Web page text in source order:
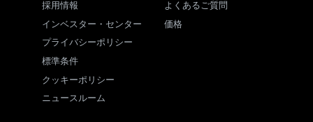
採用情報
インベスター・センター
プライバシーポリシー
標準条件
クッキーポリシー
ニュースルーム
よくあるご質問
価格